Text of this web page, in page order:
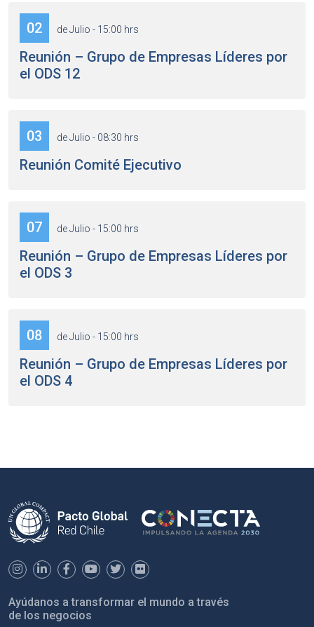
02 de Julio - 15:00 hrs
Reunión – Grupo de Empresas Líderes por
el ODS 12
03 de Julio - 08:30 hrs
Reunión Comité Ejecutivo
07 de Julio - 15:00 hrs
Reunión – Grupo de Empresas Líderes por
el ODS 3
08 de Julio - 15:00 hrs
Reunión – Grupo de Empresas Líderes por
el ODS 4
Ayúdanos a transformar el mundo a través
de los negocios